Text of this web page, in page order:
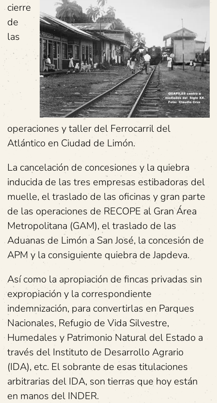
cierre
de
las
operaciones y taller del Ferrocarril del
Atlántico en Ciudad de Limón.
La cancelación de concesiones y la quiebra
inducida de las tres empresas estibadoras del
muelle, el traslado de las oficinas y gran parte
de las operaciones de RECOPE al Gran Área
Metropolitana (GAM), el traslado de las
Aduanas de Limón a San José, la concesión de
APM y la consiguiente quiebra de Japdeva.
Así como la apropiación de fincas privadas sin
expropiación y la correspondiente
indemnización, para convertirlas en Parques
Nacionales, Refugio de Vida Silvestre,
Humedales y Patrimonio Natural del Estado a
través del Instituto de Desarrollo Agrario
(IDA), etc. El sobrante de esas titulaciones
arbitrarias del IDA, son tierras que hoy están
en manos del INDER.